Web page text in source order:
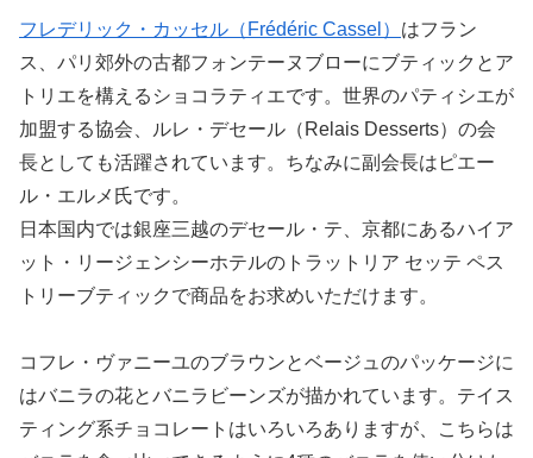
フレデリック・カッセル（Frédéric Cassel） はフラン
ス、パリ郊外の古都フォンテーヌブローにブティックとア
トリエを構えるショコラティエです。世界のパティシエが
加盟する協会、ルレ・デセール（Relais Desserts）の会
長としても活躍されています。ちなみに副会長はピエー
ル・エルメ氏です。
日本国内では銀座三越のデセール・テ、京都にあるハイア
ット・リージェンシーホテルのトラットリア セッテ ペス
トリーブティックで商品をお求めいただけます。
コフレ・ヴァニーユのブラウンとベージュのパッケージに
はバニラの花とバニラビーンズが描かれています。テイス
ティング系チョコレートはいろいろありますが、こちらは